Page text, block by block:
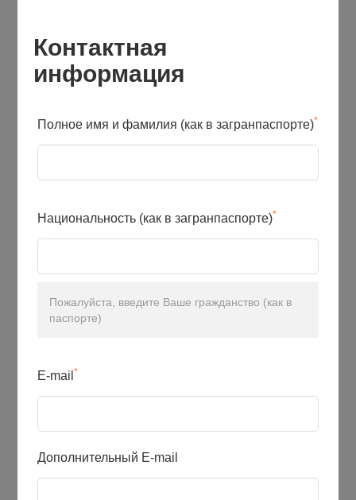
Контактная
информация
Полное имя и фамилия (как в загранпаспорте)*
Национальность (как в загранпаспорте)*
Пожалуйста, введите Ваше гражданство (как в
паспорте)
E-mail *
Дополнительный E-mail